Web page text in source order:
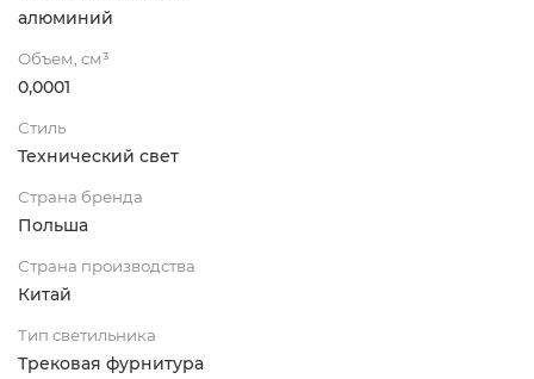
алюминий
Объем, см³
0,0001
Стиль
Технический свет
Страна бренда
Польша
Страна производства
Китай
Тип светильника
Трековая фурнитура